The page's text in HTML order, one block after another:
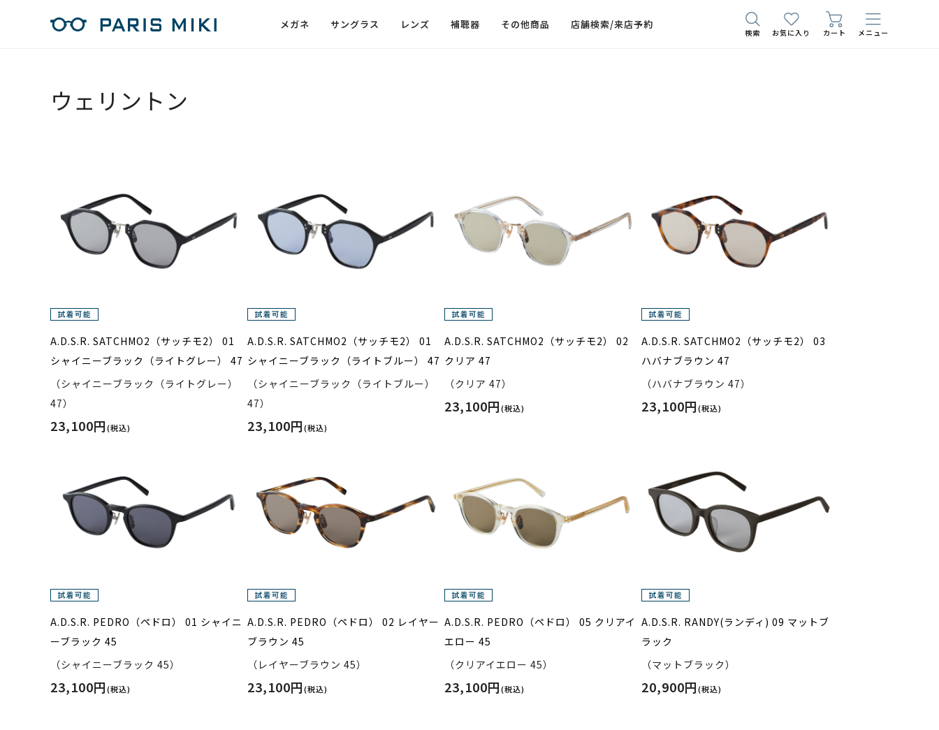
メガネ サングラス レンズ 補聴器 その他商品 店舗検索/来店予約
検索 お気に入り カート メニュー
ウェリントン
A.D.S.R. SATCHMO2（サッチモ2） 01
シャイニーブラック（ライトグレー） 47
（シャイニーブラック（ライトグレー）
47）
23,100円(税込)
A.D.S.R. SATCHMO2（サッチモ2） 01
シャイニーブラック（ライトブルー） 47
（シャイニーブラック（ライトブルー）
47）
23,100円(税込)
A.D.S.R. SATCHMO2（サッチモ2） 02
クリア 47
（クリア 47）
23,100円(税込)
A.D.S.R. SATCHMO2（サッチモ2） 03
ハバナブラウン 47
（ハバナブラウン 47）
23,100円(税込)
A.D.S.R. PEDRO（ペドロ） 01 シャイニ
ーブラック 45
（シャイニーブラック 45）
23,100円(税込)
A.D.S.R. PEDRO（ペドロ） 02 レイヤー
ブラウン 45
（レイヤーブラウン 45）
23,100円(税込)
A.D.S.R. PEDRO（ペドロ） 05 クリアイ
エロー 45
（クリアイエロー 45）
23,100円(税込)
A.D.S.R. RANDY(ランディ) 09 マットブ
ラック
（マットブラック）
20,900円(税込)